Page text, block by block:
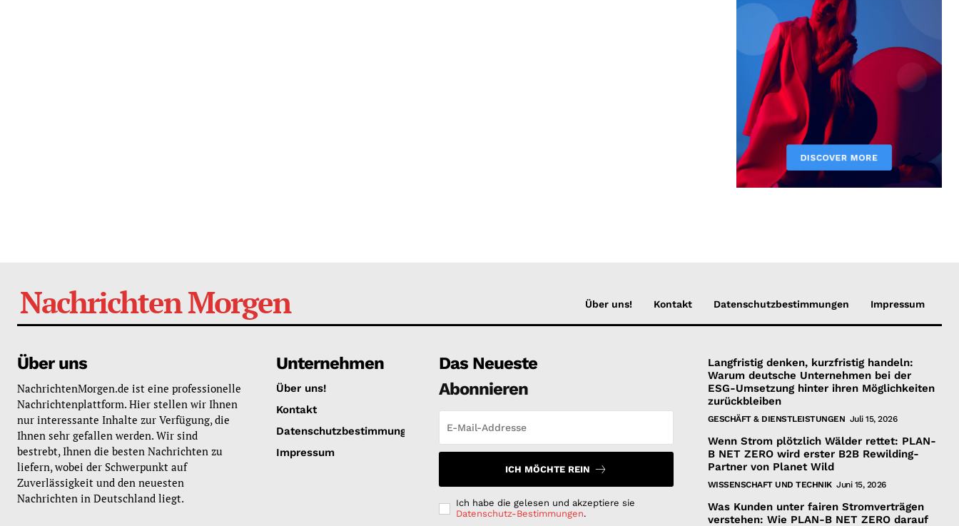
Nachrichten Morgen Über uns! Kontakt Datenschutzbestimmungen Impressum
Über uns
NachrichtenMorgen.de ist eine professionelle
Nachrichtenplattform. Hier stellen wir Ihnen
nur interessante Inhalte zur Verfügung, die
Ihnen sehr gefallen werden. Wir sind
bestrebt, Ihnen die besten Nachrichten zu
liefern, wobei der Schwerpunkt auf
Zuverlässigkeit und den neuesten
Nachrichten in Deutschland liegt.
Unternehmen
Über uns!
Kontakt
Datenschutzbestimmungen
Impressum
Das Neueste
Abonnieren
ICH MÖCHTE REIN
Ich habe die gelesen und akzeptiere sie
Datenschutz-Bestimmungen.
Langfristig denken, kurzfristig handeln:
Warum deutsche Unternehmen bei der
ESG-Umsetzung hinter ihren Möglichkeiten
zurückbleiben
GESCHÄFT & DIENSTLEISTUNGEN Juli 15, 2026
Wenn Strom plötzlich Wälder rettet: PLAN-
B NET ZERO wird erster B2B Rewilding-
Partner von Planet Wild
WISSENSCHAFT UND TECHNIK Juni 15, 2026
Was Kunden unter fairen Stromverträgen
verstehen: Wie PLAN-B NET ZERO darauf